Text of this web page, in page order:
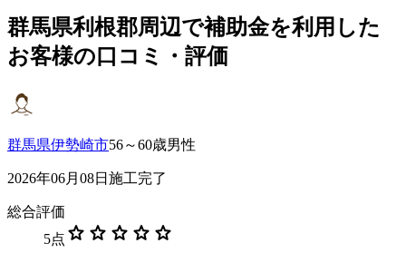
群馬県利根郡周辺で補助金を利用した
お客様の口コミ・評価
群馬県伊勢崎市56～60歳男性
2026年06月08日施工完了
総合評価
5点 star star star star star